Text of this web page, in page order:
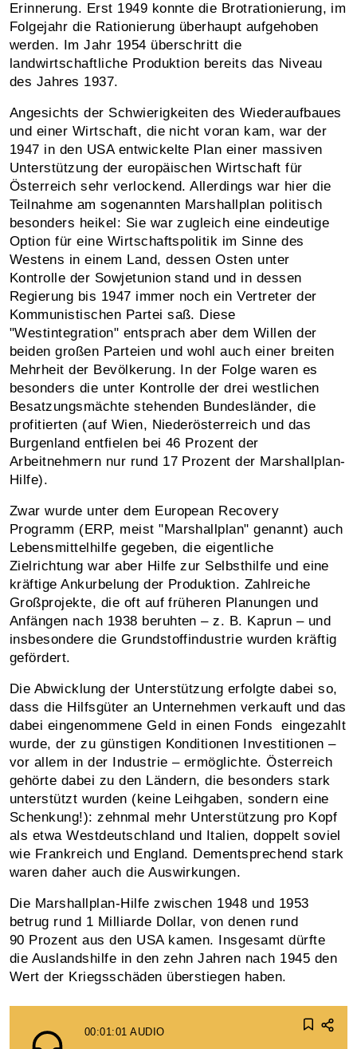
Erinnerung. Erst 1949 konnte die Brotrationierung, im
Folgejahr die Rationierung überhaupt aufgehoben
werden. Im Jahr 1954 überschritt die
landwirtschaftliche Produktion bereits das Niveau
des Jahres 1937.
Angesichts der Schwierigkeiten des Wiederaufbaues
und einer Wirtschaft, die nicht voran kam, war der
1947 in den USA entwickelte Plan einer massiven
Unterstützung der europäischen Wirtschaft für
Österreich sehr verlockend. Allerdings war hier die
Teilnahme am sogenannten Marshallplan politisch
besonders heikel: Sie war zugleich eine eindeutige
Option für eine Wirtschaftspolitik im Sinne des
Westens in einem Land, dessen Osten unter
Kontrolle der Sowjetunion stand und in dessen
Regierung bis 1947 immer noch ein Vertreter der
Kommunistischen Partei saß. Diese
"Westintegration" entsprach aber dem Willen der
beiden großen Parteien und wohl auch einer breiten
Mehrheit der Bevölkerung. In der Folge waren es
besonders die unter Kontrolle der drei westlichen
Besatzungsmächte stehenden Bundesländer, die
profitierten (auf Wien, Niederösterreich und das
Burgenland entfielen bei 46 Prozent der
Arbeitnehmern nur rund 17 Prozent der Marshallplan-
Hilfe).
Zwar wurde unter dem European Recovery
Programm (ERP, meist "Marshallplan" genannt) auch
Lebensmittelhilfe gegeben, die eigentliche
Zielrichtung war aber Hilfe zur Selbsthilfe und eine
kräftige Ankurbelung der Produktion. Zahlreiche
Großprojekte, die oft auf früheren Planungen und
Anfängen nach 1938 beruhten – z. B. Kaprun – und
insbesondere die Grundstoffindustrie wurden kräftig
gefördert.
Die Abwicklung der Unterstützung erfolgte dabei so,
dass die Hilfsgüter an Unternehmen verkauft und das
dabei eingenommene Geld in einen Fonds eingezahlt
wurde, der zu günstigen Konditionen Investitionen –
vor allem in der Industrie – ermöglichte. Österreich
gehörte dabei zu den Ländern, die besonders stark
unterstützt wurden (keine Leihgaben, sondern eine
Schenkung!): zehnmal mehr Unterstützung pro Kopf
als etwa Westdeutschland und Italien, doppelt soviel
wie Frankreich und England. Dementsprechend stark
waren daher auch die Auswirkungen.
Die Marshallplan-Hilfe zwischen 1948 und 1953
betrug rund 1 Milliarde Dollar, von denen rund
90 Prozent aus den USA kamen. Insgesamt dürfte
die Auslandshilfe in den zehn Jahren nach 1945 den
Wert der Kriegsschäden überstiegen haben.
00:01:01AUDIO